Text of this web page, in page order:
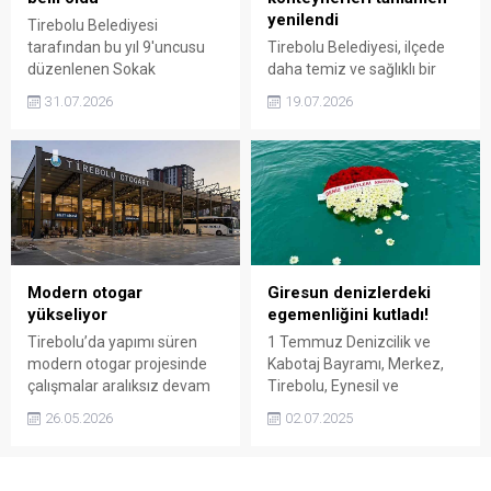
Tirebolu Belediyesi
tarafından bu yıl 9'uncusu
düzenlenen Sokak
Voleybolu Turnuvası,
karşılaşmalarının ardından
sona erdi. Organizasyonda
basketbol ve voleybolda
şampiyonluk kupaları
sahiplerini buldu.
31.07.2026
yenilendi
Tirebolu Belediyesi, ilçede
daha temiz ve sağlıklı bir
ana arterler ile ilçe
konteynerlerini yenileriyle
değiştirdi. Yeni konteynerler
dezenfektanlı suyla
temizlenerek kullanıma
19.07.2026
Modern otogar
yükseliyor
Tirebolu’da yapımı süren
modern otogar projesinde
çalışmalar aralıksız devam
Mahallesi’nde inşa edilen
26.05.2026
Giresun denizlerdeki
egemenliğini kutladı!
1 Temmuz Denizcilik ve
Kabotaj Bayramı, Merkez,
Tirebolu, Eynesil ve
Kutlandı
02.07.2025